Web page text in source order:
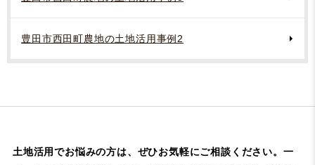
豊田市西田町農地の土地活用事例2
土地活用でお悩みの方は、ぜひお気軽にご相談ください。 一